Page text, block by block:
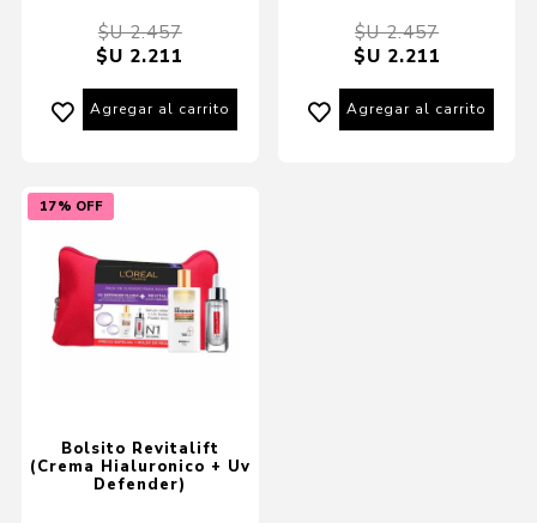
$U 2.457
$U 2.211
Agregar al carrito
$U 2.457
$U 2.211
Agregar al carrito
17% OFF
Bolsito Revitalift
(Crema Hialuronico + Uv
Defender)